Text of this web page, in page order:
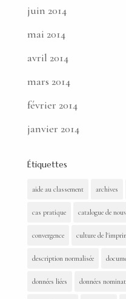
juin 2014
mai 2014
avril 2014
mars 2014
février 2014
janvier 2014
Étiquettes
aide au classement archives
cas pratique catalogue de
convergence culture de
description normalisée
données liées données